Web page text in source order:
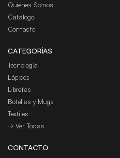
Quiénes Somos
Catálogo
Contacto
CATEGORÍAS
Tecnología
Lápices
Libretas
Botellas y Mugs
Textiles
→ Ver Todas
CONTACTO